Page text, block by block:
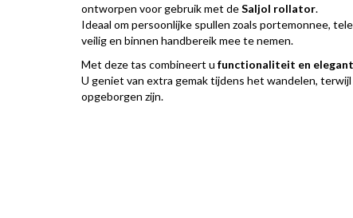
ontworpen voor gebruik met deSaljol rollator.
Ideaal om persoonlijke spullen zoals portemonnee,
veilig en binnen handbereik mee te nemen.
Met deze tas combineert u functionaliteit en
U geniet van extra gemak tijdens het wandelen,
opgeborgen zijn.